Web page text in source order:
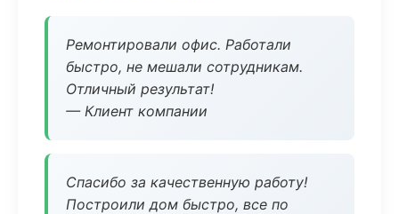
Ремонтировали офис. Работали
быстро, не мешали сотрудникам.
Отличный результат!
— Клиент компании
Спасибо за качественную работу!
Построили дом быстро, все по